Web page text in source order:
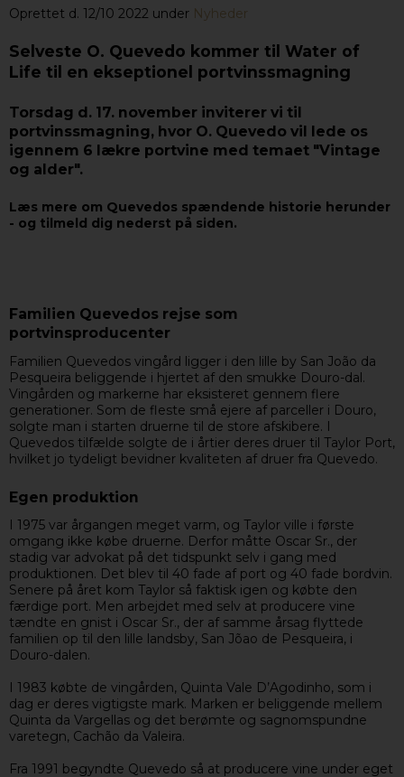
Oprettet d. 12/10 2022 under Nyheder
Selveste O. Quevedo kommer til Water of
Life til en ekseptionel portvinssmagning
Torsdag d. 17. november inviterer vi til
portvinssmagning, hvor O. Quevedo vil lede os
igennem 6 lækre portvine med temaet "Vintage
og alder".
Læs mere om Quevedos spændende historie herunder
- og tilmeld dig nederst på siden.
Familien Quevedos rejse som
portvinsproducenter
Familien Quevedos vingård ligger i den lille by San João da
Pesqueira beliggende i hjertet af den smukke Douro-dal.
Vingården og markerne har eksisteret gennem flere
generationer. Som de fleste små ejere af parceller i Douro,
solgte man i starten druerne til de store afskibere. I
Quevedos tilfælde solgte de i årtier deres druer til Taylor Port,
hvilket jo tydeligt bevidner kvaliteten af druer fra Quevedo.
Egen produktion
I 1975 var årgangen meget varm, og Taylor ville i første
omgang ikke købe druerne. Derfor måtte Oscar Sr., der
stadig var advokat på det tidspunkt selv i gang med
produktionen. Det blev til 40 fade af port og 40 fade bordvin.
Senere på året kom Taylor så faktisk igen og købte den
færdige port. Men arbejdet med selv at producere vine
tændte en gnist i Oscar Sr., der af samme årsag flyttede
familien op til den lille landsby, San Jõao de Pesqueira, i
Douro-dalen.
I 1983 købte de vingården, Quinta Vale D’Agodinho, som i
dag er deres vigtigste mark. Marken er beliggende mellem
Quinta da Vargellas og det berømte og sagnomspundne
varetegn, Cachão da Valeira.
Fra 1991 begyndte Quevedo så at producere vine under eget